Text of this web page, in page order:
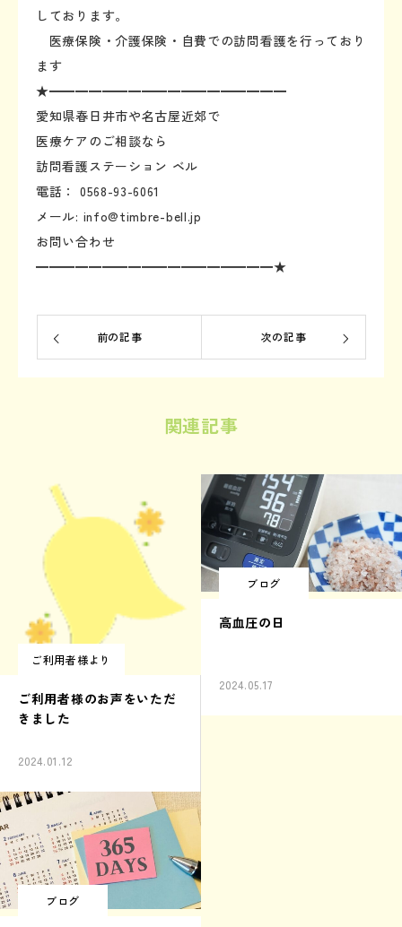
しております。
医療保険・介護保険・自費での訪問看護を行っており
ます
★━━━━━━━━━━━━━━━━━━
愛知県春日井市や名古屋近郊で
医療ケアのご相談なら
訪問看護ステーション ベル
電話： 0568-93-6061
メール: info@timbre-bell.jp
お問い合わせ
━━━━━━━━━━━━━━━━━━★
前の記事 次の記事
関連記事
ご利用者様より
ご利用者様のお声をいただ
きました
2024.01.12
ブログ
高血圧の日
2024.05.17
ブログ